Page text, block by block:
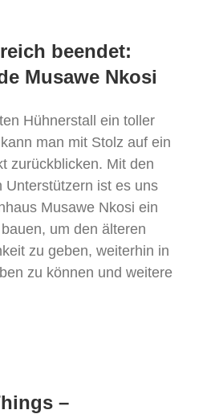
beendet:
Musawe Nkosi
Hühnerstall ein toller
man mit Stolz auf ein
zurückblicken. Mit den
Unterstützern ist es uns
Musawe Nkosi ein
um den älteren
zu geben, weiterhin in
zu können und weitere
–